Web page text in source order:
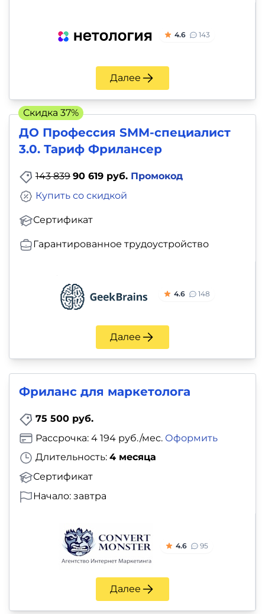
4.6 143
Далее
ДО Профессия SMM-специалист
3.0. Тариф Фрилансер
143 839 90 619 руб. Промокод
Сертификат
Купить со скидкой
Гарантированное трудоустройство
4.6 148
Далее
Скидка 37%
Фриланс для маркетолога
75 500 руб.
Длительность: 4 месяца
Сертификат
Рассрочка: 4 194 руб./мес. Оформить
Начало: завтра
4.6 95
Далее
здоровье,
Психология
и
саморазвитие
Прочее
Репетиторы
Тесты
профориентацию